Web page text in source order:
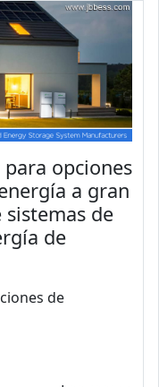
opciones
a gran
sistemas de
de
de